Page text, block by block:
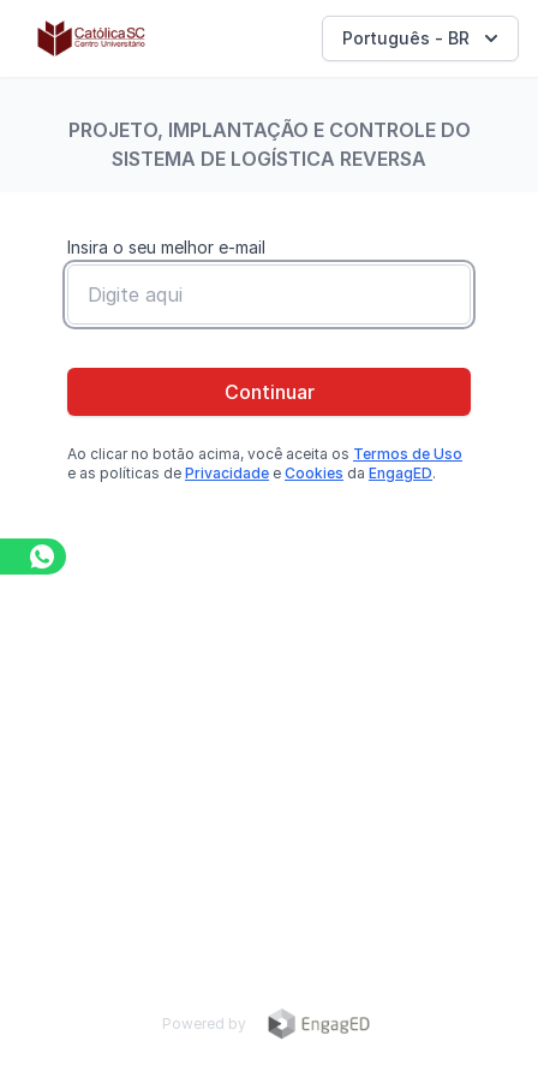
Católica SC | Experts Português - BR
PROJETO, IMPLANTAÇÃO E CONTROLE DO
SISTEMA DE LOGÍSTICA REVERSA
Insira o seu melhor e-mail
Continuar
Ao clicar no botão acima, você aceita os Termos de Uso
e as políticas de Privacidade e Cookies da EngagED.
Powered by